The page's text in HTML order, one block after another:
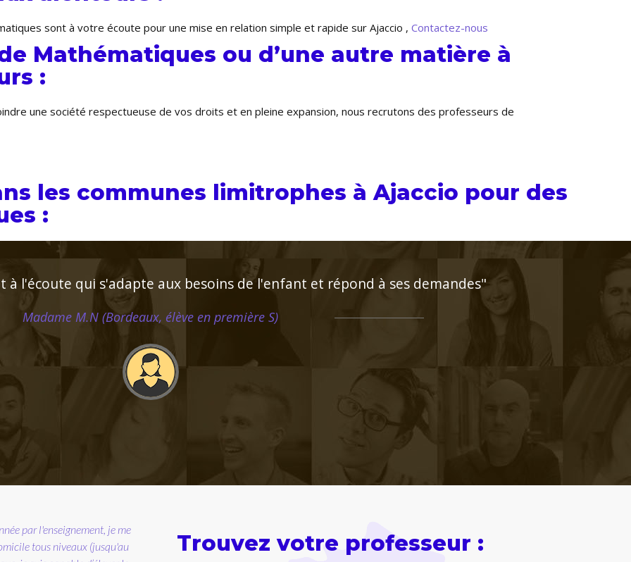
sont à votre écoute pour une mise en relation simple et rapide sur Ajaccio , Contactez-nous
Mathématiques ou d’une autre matière à
:
une société respectueuse de vos droits et en pleine expansion, nous recrutons des professeurs de
les communes limitrophes à Ajaccio pour des
:
Trouvez votre professeur :